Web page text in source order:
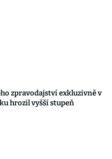
zpravodajství exkluzivně v
hrozil vyšší stupeň